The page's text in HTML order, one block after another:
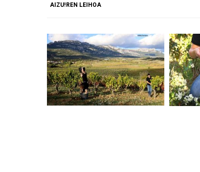
AIZU!REN LEIHOA